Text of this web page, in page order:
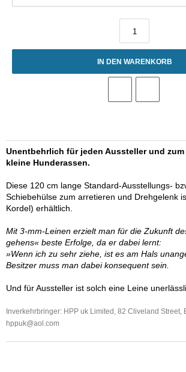
IN DEN WARENKORB
Unentbehrlich für jeden Aussteller und
kleine Hunderassen.
Diese 120 cm lange Standard-Ausstellungs-
Schiebehülse zum arretieren und Drehgelenk
Kordel) erhältlich.
Mit 3-mm-Leinen erzielt man für die Zukunft
gehens« beste Erfolge, da er dabei lernt:
»Wenn ich zu sehr ziehe, ist es am Hals
Besitzer muss man dabei konsequent sein.
Und für Aussteller ist solch eine Leine
Inverkehrbringer: HPP uk Limited, 82 Cliveland Street,
hppuk@aol.com